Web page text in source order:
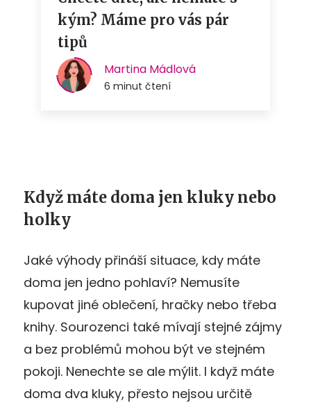
Když máte doma jen kluky nebo
holky
Jaké výhody přináší situace, kdy máte
doma jen jedno pohlaví? Nemusíte
kupovat jiné oblečení, hračky nebo třeba
knihy. Sourozenci také mívají stejné zájmy
a bez problémů mohou být ve stejném
pokoji. Nenechte se ale mýlit. I když máte
doma dva kluky, přesto nejsou určitě